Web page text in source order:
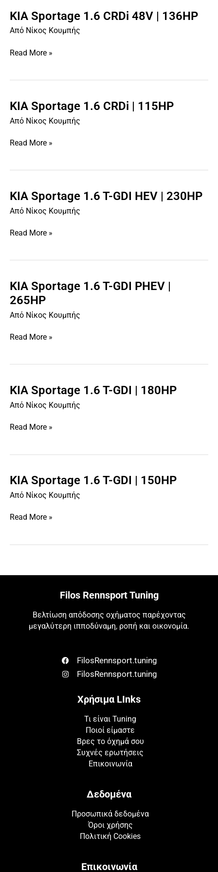
KIA Sportage 1.6 CRDi 48V | 136HP
Από Νίκος Κουμπής
KIA
Sportage
CRDi
136HP
Read More »
KIA Sportage 1.6 CRDi | 115HP
Από Νίκος Κουμπής
KIA
Sportage
1.6
CRDi
Read More »
KIA Sportage 1.6 T-GDI HEV | 230HP
Από Νίκος Κουμπής
KIA
Sportage
1.6
T-
|
Read More »
KIA Sportage 1.6 T-GDI PHEV |
265HP
Από Νίκος Κουμπής
KIA
Sportage
1.6
T-
PHEV
265HP
Read More »
KIA Sportage 1.6 T-GDI | 180HP
Από Νίκος Κουμπής
KIA
Sportage
1.6
T-
180HP
Read More »
KIA Sportage 1.6 T-GDI | 150HP
Από Νίκος Κουμπής
KIA
Sportage
1.6
T-
150HP
Read More »
Filos Rennsport Tuning
Βελτίωση απόδοσης οχήματος παρέχοντας
μεγαλύτερη ιπποδύναμη, ροπή και οικονομία.
FilosRennsport.tuning
FilosRennsport.tuning
Χρήσιμα LInks
Τι είναι Tuning
Ποιοί είμαστε
Βρες το όχημά σου
Συχνές ερωτήσεις
Επικοινωνία
Δεδομένα
Προσωπικά δεδομένα
Όροι χρήσης
Πολιτική Cookies
Επικοινωνία